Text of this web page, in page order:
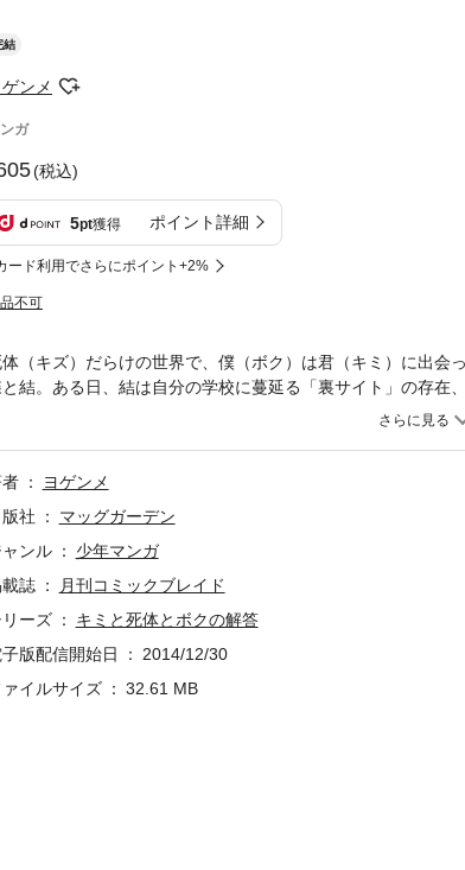
結
ゲンメ
ガ
(税込)
5pt獲得 ポイント詳細
ード利用でさらにポイント+2%
不可
（キズ）だらけの世界で、僕（ボク）は君（キミ）に出会
結。ある日、結は自分の学校に蔓延る「裏サイト」の存在
知る。何とかしたいと行動を起こす結はやがて気づくだろ
ヨゲンメ
社
マッグガーデン
ャンル
少年マンガ
誌
月刊コミックブレイド
リーズ
キミと死体とボクの解答
子版配信開始日
2014/12/30
ァイルサイズ
32.61 MB